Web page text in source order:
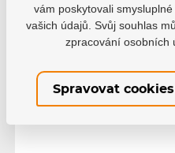
vám poskytovali
vašich údajů. Svůj souhlas
zpracování osobních
Spravovat cookies